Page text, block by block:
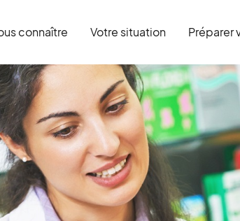
connaître Votre situation Préparer